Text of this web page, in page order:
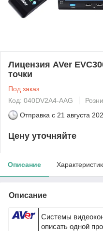
Лицензия AVer
точки
Под заказ
Код: 040DV2A4-AAG
Отправка с 21 августа
Цену уточняйте
Описание
Описание
Системы
описать одной